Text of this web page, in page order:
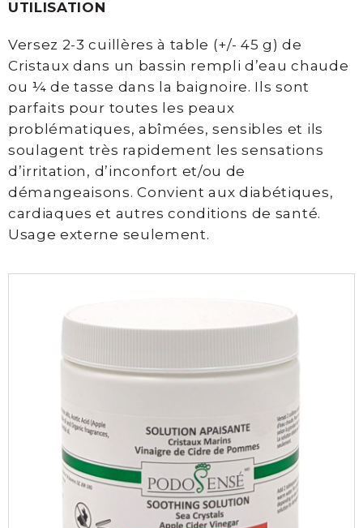
UTILISATION
Versez 2-3 cuillères à table (+/- 45 g) de
Cristaux dans un bassin rempli d’eau chaude
ou ¼ de tasse dans la baignoire. Ils sont
parfaits pour toutes les peaux
problématiques, abîmées, sensibles et ils
soulagent très rapidement les sensations
d’irritation, d’inconfort et/ou de
démangeaisons. Convient aux diabétiques,
cardiaques et autres conditions de santé.
Usage externe seulement.
Soin
Biocompatible
Davincia
Soins
Thesera
Consultation
prise
en
charge
Instagram
Infolettre